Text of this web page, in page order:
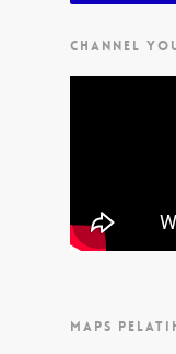
CHANNEL
MAPS